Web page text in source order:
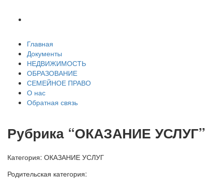
Главная
Документы
НЕДВИЖИМОСТЬ
ОБРАЗОВАНИЕ
СЕМЕЙНОЕ ПРАВО
О нас
Обратная связь
Рубрика “ОКАЗАНИЕ УСЛУГ”
Категория: ОКАЗАНИЕ УСЛУГ
Родительская категория: